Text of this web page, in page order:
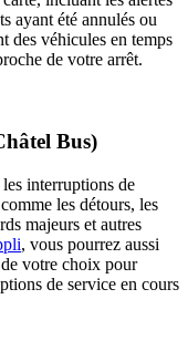
ayant été annulés ou
des véhicules en temps
de votre arrêt.
Bus)
interruptions de
les détours, les
majeurs et autres
, vous pourrez aussi
votre choix pour
de service en cours